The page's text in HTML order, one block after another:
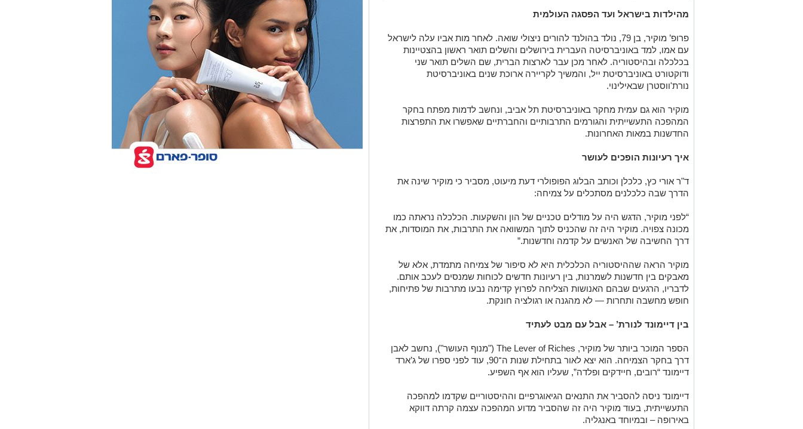
מהילדות בישראל ועד הפסגה העולמית
פרופ’ מוקיר, בן 79, נולד בהולנד להורים ניצולי שואה. לאחר מות אביו עלה לישראל
עם אמו, למד באוניברסיטה העברית בירושלים והשלים תואר ראשון בהצטיינות
בכלכלה ובהיסטוריה. לאחר מכן עבר לארצות הברית, שם השלים תואר שני
ודוקטורט באוניברסיטת ייל, והמשיך לקריירה ארוכת שנים באוניברסיטת
נורת'ווסטרן שבאילינוי.
מוקיר הוא גם עמית מחקר באוניברסיטת תל אביב, ונחשב לדמות מפתח בחקר
המהפכה התעשייתית והגורמים התרבותיים והחברתיים שאפשרו את התפרצות
החדשנות במאות האחרונות.
איך רעיונות הופכים לעושר
ד"ר אורי כץ, כלכלן וכותב הבלוג הפופולרי דעת מיעוט, מסביר כי מוקיר שינה את
הדרך שבה כלכלנים מסתכלים על צמיחה:
“לפני מוקיר, הדגש היה על מודלים טכניים של הון והשקעות. הכלכלה נראתה כמו
מכונה צפויה. מוקיר היה זה שהכניס לתוך המשוואה את התרבות, את המוסדות, את
דרך החשיבה של האנשים על קדמה וחדשנות.”
מוקיר הראה שההיסטוריה הכלכלית היא לא סיפור של צמיחה מתמדת, אלא של
מאבקים בין חדשנות לשמרנות, בין רעיונות חדשים לכוחות שמנסים לעכב אותם.
לדבריו, הרגעים שבהם האנושות הצליחה לפרוץ קדימה נבעו מתרבות של פתיחות,
חופש מחשבה ותחרות — לא מהגנה או רגולציה חונקת.
בין דיימונד לנורת’ – אבל עם מבט לעתיד
הספר המוכר ביותר של מוקיר, The Lever of Riches ("מנוף העושר"), נחשב לאבן
דרך בחקר הצמיחה. הוא יצא לאור בתחילת שנות ה־90, עוד לפני ספרו של ג’ארד
דיימונד “רובים, חיידקים ופלדה”, שעליו הוא אף השפיע.
דיימונד ניסה להסביר את התנאים הגיאוגרפיים וההיסטוריים שקדמו למהפכה
התעשייתית, בעוד מוקיר היה זה שהסביר מדוע המהפכה עצמה קרתה דווקא
באירופה – ובמיוחד באנגליה.